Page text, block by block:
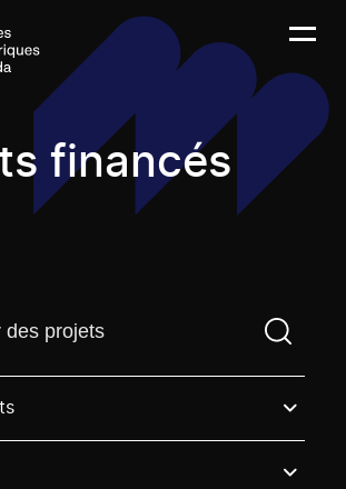
financés
devez saisir un terme de